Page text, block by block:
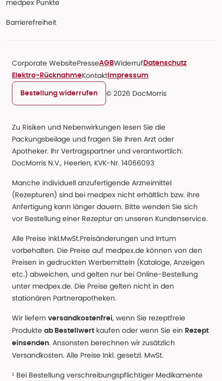
medpex Punkte
Barrierefreiheit
Corporate WebsitePresseAGBWiderruf Datenschutz
Elektro-RücknahmeKontakt Impressum
Bestellung widerrufen © 2026 DocMorris
Zu Risiken und Nebenwirkungen lesen Sie die
Packungsbeilage und fragen Sie Ihren Arzt oder
Apotheker. Ihr Vertragspartner und verantwortlich:
DocMorris N.V., Heerlen, KVK-Nr. 14066093
Manche individuell anzufertigende Arzneimittel
(Rezepturen) sind bei medpex nicht erhältlich bzw. ihre
Anfertigung kann länger dauern. Bitte wenden Sie sich
vor Bestellung einer Rezeptur an unseren Kundenservice.
Alle Preise inkl.MwSt.Preisänderungen und Irrtum
vorbehalten. Die Preise auf medpex.de können von den
Preisen in gedruckten Werbemitteln (Kataloge, Anzeigen
etc.) abweichen, und gelten nur bei Online-Bestellung
unter medpex.de. Die Preise gelten nicht in den
stationären Partnerapotheken.
Wir liefern versandkostenfrei, wenn Sie rezeptfreie
Produkte ab Bestellwert kaufen oder wenn Sie ein Rezept
einsenden. Ansonsten berechnen wir zusätzlich
Versandkosten. Alle Preise Inkl. gesetzl. MwSt.
¹ Bei Bestellung verschreibungspflichtiger Medikamente